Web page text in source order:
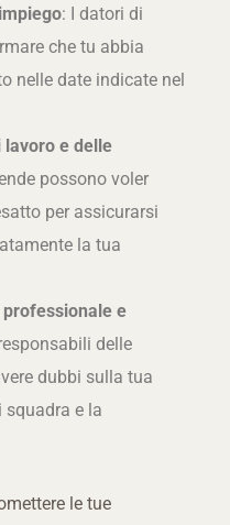
: I datori di
che tu abbia
nelle date indicate nel
e delle
possono voler
per assicurarsi
la tua
professionale e
delle
dubbi sulla tua
e la
le tue